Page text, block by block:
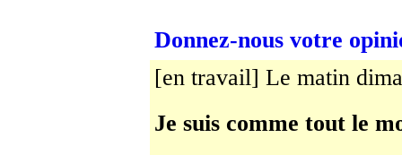
Donnez-nous votre
[en travail] Le matin
Je suis comme tout le